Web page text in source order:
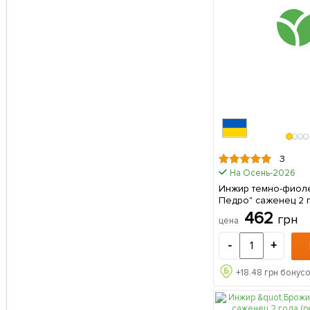
3
На Осень-2026
Инжир темно-
Педро" саженец 2
(ремонтантный,
сорт, средний срок
саженец в
цена 462 грн
- +
+18.48 грн